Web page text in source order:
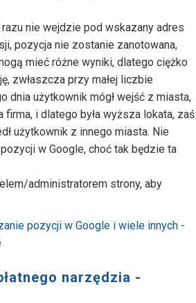
nie wejdzie pod wskazany adres
pozycja nie zostanie zanotowana,
mieć różne wyniki, dlatego ciężko
zwłaszcza przy małej liczbie
dnia użytkownik mógł wejść z miasta,
i dlatego była wyższa lokata, zaś
użytkownik z innego miasta. Nie
w Google, choć tak będzie ta
administratorem strony, aby
pozycji w Google i wiele innych -
narzędzia -